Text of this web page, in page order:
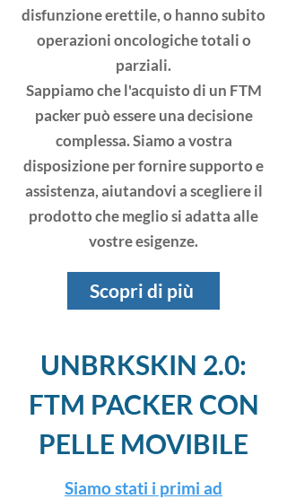
disfunzione erettile, o hanno subito
operazioni oncologiche totali o
parziali.​
​Sappiamo che l'acquisto di un FTM
packer può essere una decisione
complessa. Siamo a vostra
disposizione per fornire supporto e
assistenza, aiutandovi a scegliere il
prodotto che meglio si adatta alle
vostre esigenze.
Scopri di più
UNBRKSKIN 2.0:
FTM PACKER CON
PELLE MOVIBILE
Siamo stati i primi ad